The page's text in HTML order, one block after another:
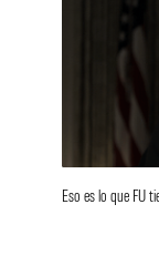
Eso es lo que FU